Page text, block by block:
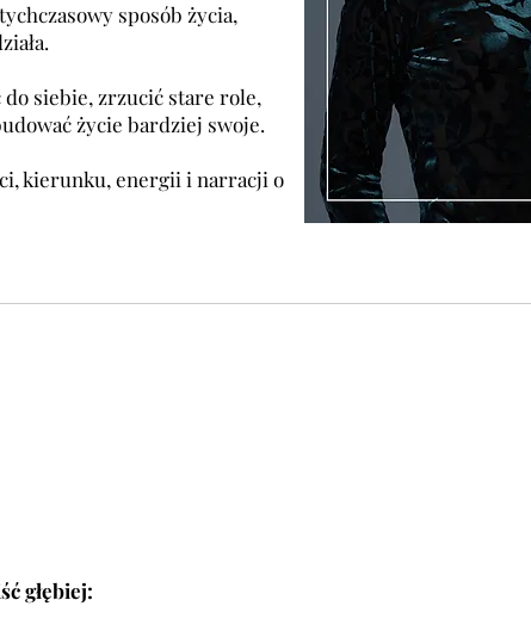
sposób życia,
siebie, zrzucić stare role,
życie bardziej swoje.
kierunku, energii i narracji o
głębiej: